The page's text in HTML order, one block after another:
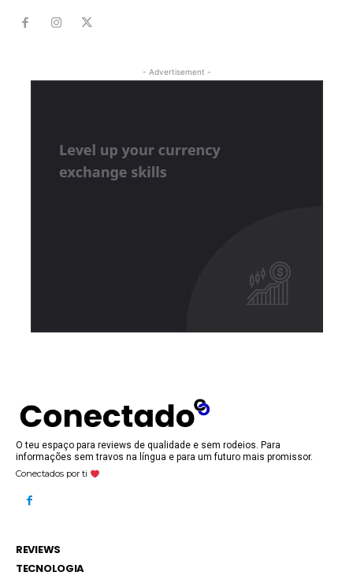
- Advertisement -
O teu espaço para reviews de qualidade e sem rodeios. Para
informações sem travos na língua e para um futuro mais promissor.
Conectados por ti
REVIEWS
TECNOLOGIA